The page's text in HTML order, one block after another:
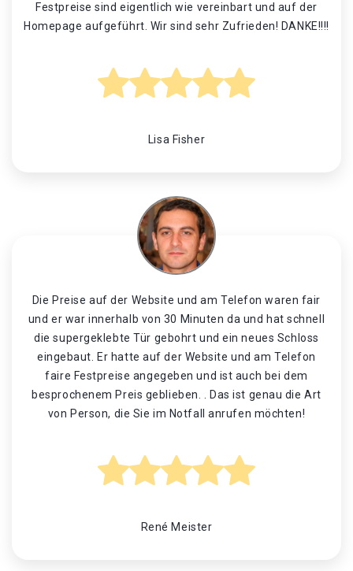
Festpreise sind eigentlich wie vereinbart und auf der
Homepage aufgeführt. Wir sind sehr Zufrieden! DANKE!!!!
Lisa Fisher
Die Preise auf der Website und am Telefon waren fair
und er war innerhalb von 30 Minuten da und hat schnell
die supergeklebte Tür gebohrt und ein neues Schloss
eingebaut. Er hatte auf der Website und am Telefon
faire Festpreise angegeben und ist auch bei dem
besprochenem Preis geblieben. . Das ist genau die Art
von Person, die Sie im Notfall anrufen möchten!
René Meister